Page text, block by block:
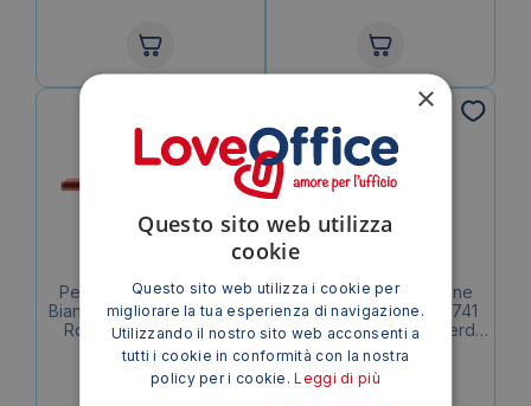
Pennarello per lavagne
Bianche Bic Velleda 1741 –
Rossi – tonda – 1,4 mm
0,82€
IVA esclusa
Pennarello per lavagne
bianche BIC Velleda 1741
punta conica 1,4 mm Verde
– 9581681
0,95€
IVA esclusa
×
Questo sito web utilizza
cookie
Questo sito web utilizza i cookie per
migliorare la tua esperienza di navigazione.
Utilizzando il nostro sito web acconsenti a
tutti i cookie in conformità con la nostra
policy per i cookie.Leggi di più